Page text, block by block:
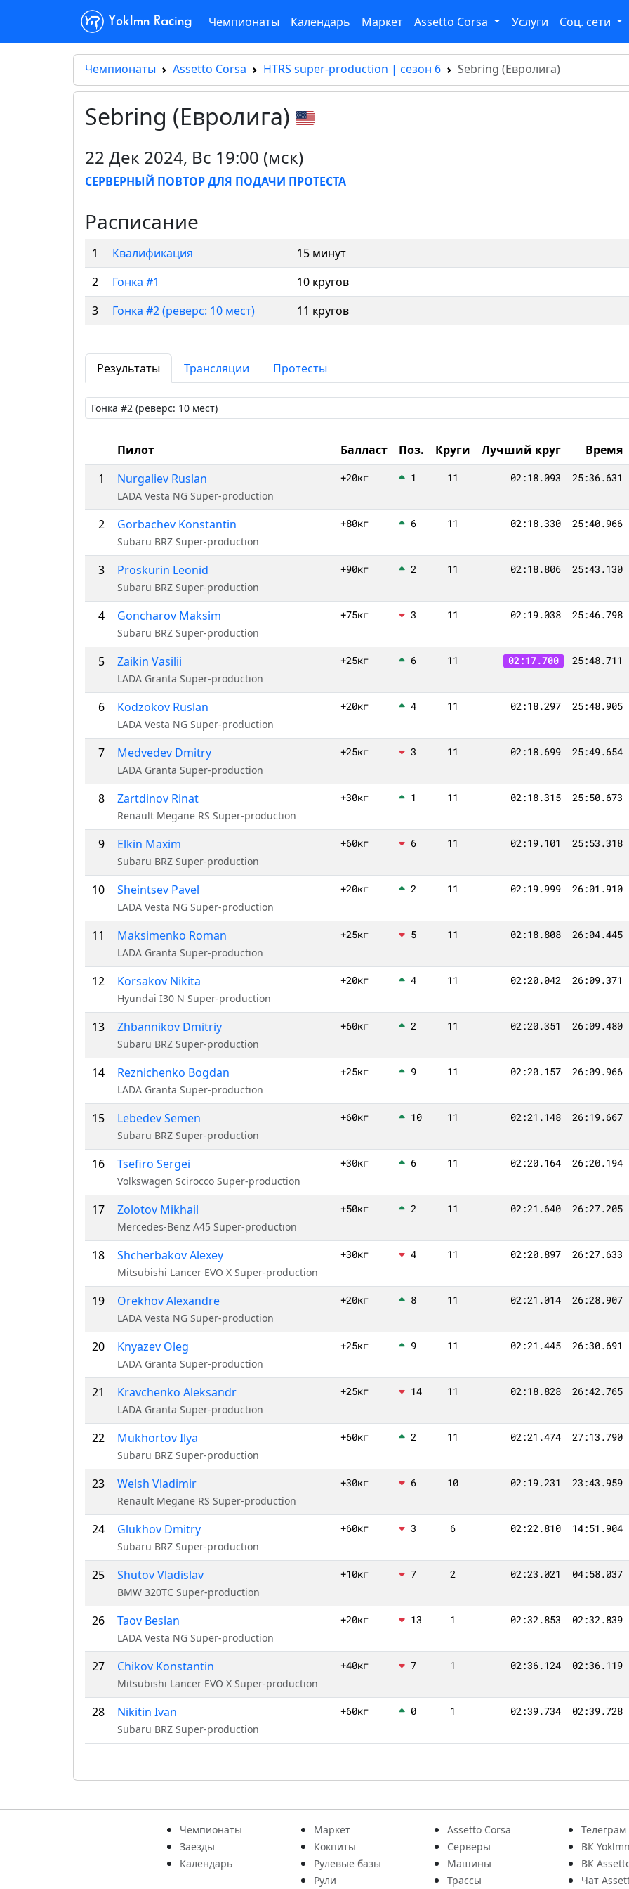
Yoklmn Racing Чемпионаты Календарь Маркет Assetto Corsa Услуги Соц. сети
Чемпионаты Assetto Corsa HTRS super-production | сезон 6 Sebring (Евролига)
Sebring (Евролига)
22 Дек 2024, Вс 19:00 (мск)
СЕРВЕРНЫЙ ПОВТОР ДЛЯ ПОДАЧИ ПРОТЕСТА
Расписание
1 Квалификация
15 минут
2
Гонка #1
10 кругов
3
Гонка #2 (реверс: 10 мест) 11 кругов
Результаты Трансляции Протесты
Пилот Балласт Поз. Круги Лучший круг Время
1
Nurgaliev Ruslan
LADA Vesta NG Super-production
+20кг 1 11 02:18.093 25:36.631
2 Gorbachev Konstantin
Subaru BRZ Super-production
+80кг 6 11 02:18.330 25:40.966
3 Proskurin Leonid
Subaru BRZ Super-production
+90кг 2 11 02:18.806 25:43.130
4 Goncharov Maksim
Subaru BRZ Super-production
+75кг 3 11 02:19.038 25:46.798
5 Zaikin Vasilii
LADA Granta Super-production
+25кг 6 11 02:17.700 25:48.711
6 Kodzokov Ruslan
LADA Vesta NG Super-production
+20кг 4 11 02:18.297 25:48.905
7 Medvedev Dmitry
LADA Granta Super-production
+25кг 3 11 02:18.699 25:49.654
8 Zartdinov Rinat
Renault Megane RS Super-production
+30кг 1 11 02:18.315 25:50.673
9 Elkin Maxim
Subaru BRZ Super-production
+60кг 6 11 02:19.101 25:53.318
10 Sheintsev Pavel
LADA Vesta NG Super-production
+20кг 2 11 02:19.999 26:01.910
11 Maksimenko Roman
LADA Granta Super-production
+25кг 5 11 02:18.808 26:04.445
12 Korsakov Nikita
Hyundai I30 N Super-production
+20кг 4 11 02:20.042 26:09.371
13 Zhbannikov Dmitriy
Subaru BRZ Super-production
+60кг 2 11 02:20.351 26:09.480
14 Reznichenko Bogdan
LADA Granta Super-production
+25кг 9 11 02:20.157 26:09.966
15 Lebedev Semen
Subaru BRZ Super-production
+60кг 10 11 02:21.148 26:19.667
16 Tsefiro Sergei
Volkswagen Scirocco Super-production
+30кг 6 11 02:20.164 26:20.194
17 Zolotov Mikhail
Mercedes-Benz A45 Super-production
+50кг 2 11 02:21.640 26:27.205
18 Shcherbakov Alexey
Mitsubishi Lancer EVO X Super-production
+30кг 4 11 02:20.897 26:27.633
19 Orekhov Alexandre
LADA Vesta NG Super-production
+20кг 8 11 02:21.014 26:28.907
20 Knyazev Oleg
LADA Granta Super-production
+25кг 9 11 02:21.445 26:30.691
21 Kravchenko Aleksandr
LADA Granta Super-production
+25кг 14 11 02:18.828 26:42.765
22 Mukhortov Ilya
Subaru BRZ Super-production
+60кг 2 11 02:21.474 27:13.790
23 Welsh Vladimir
Renault Megane RS Super-production
+30кг 6 10 02:19.231 23:43.959
24 Glukhov Dmitry
Subaru BRZ Super-production
+60кг 3 6 02:22.810 14:51.904
25 Shutov Vladislav
BMW 320TC Super-production
+10кг 7 2 02:23.021 04:58.037
26 Taov Beslan
LADA Vesta NG Super-production
+20кг 13 1 02:32.853 02:32.839
27 Chikov Konstantin
Mitsubishi Lancer EVO X Super-production
+40кг 7 1 02:36.124 02:36.119
28 Nikitin Ivan
Subaru BRZ Super-production
+60кг 0 1 02:39.734 02:39.728
Чемпионаты
Заезды
Календарь
Маркет
Кокпиты
Рулевые базы
Рули
Assetto Corsa
Серверы
Машины
Трассы
Телеграм
ВК
ВК
Чат